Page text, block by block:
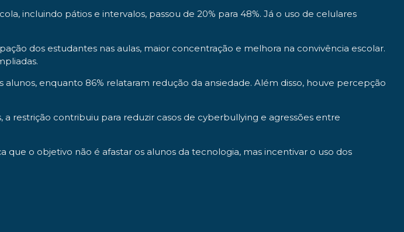
incluindo pátios e intervalos, passou de 20% para 48%. Já o uso de celulares
dos estudantes nas aulas, maior concentração e melhora na convivência escolar.
enquanto 86% relataram redução da ansiedade. Além disso, houve percepção
restrição contribuiu para reduzir casos de cyberbullying e agressões entre
o objetivo não é afastar os alunos da tecnologia, mas incentivar o uso dos